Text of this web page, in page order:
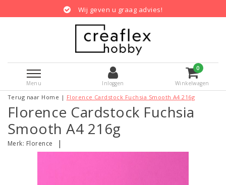
Wij geven u graag advies!
Menu Inloggen
0
Winkelwagen
Terug naar Home | Florence Cardstock Fuchsia Smooth A4 216g
Florence Cardstock Fuchsia
Smooth A4 216g
Merk: Florence |